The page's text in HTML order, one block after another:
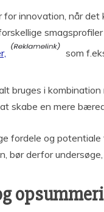
for innovation, når
som
bruges i
skabe en mere
fordele og
bør derfor